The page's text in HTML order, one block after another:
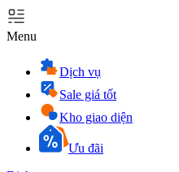
Menu
Dịch vụ
Sale giá tốt
Kho giao diện
Ưu đãi